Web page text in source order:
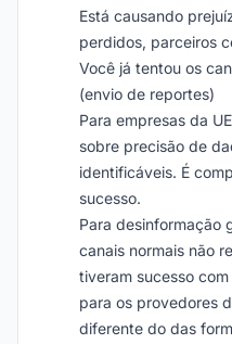
Está causando
perdidos, parceiros
Você já tentou os
(envio de reportes)
Para empresas da
sobre precisão de
identificáveis. É
sucesso.
Para desinformação
canais normais não
tiveram sucesso
para os provedores
diferente do das